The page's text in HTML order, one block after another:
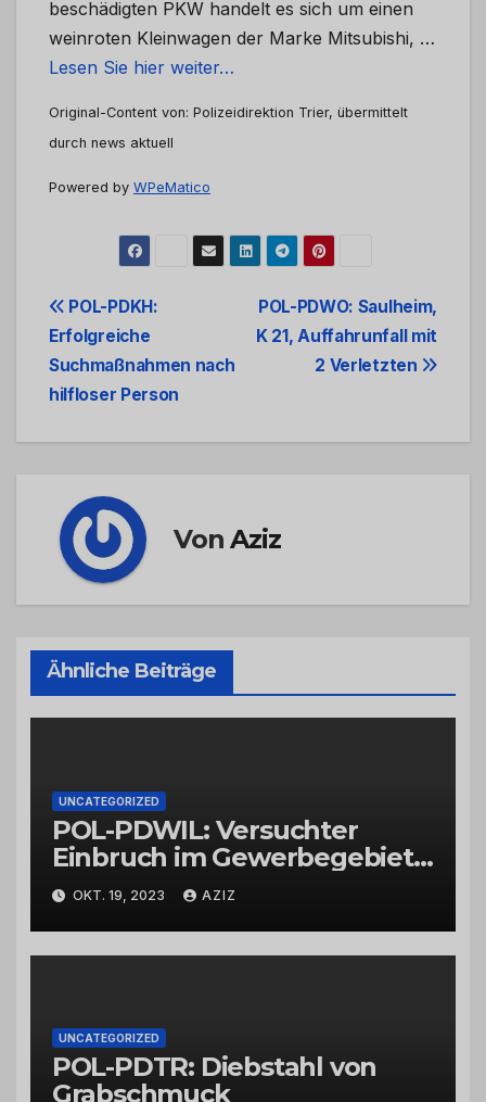
beschädigten PKW handelt es sich um einen
weinroten Kleinwagen der Marke Mitsubishi, …
Lesen Sie hier weiter…
Original-Content von: Polizeidirektion Trier, übermittelt
durch news aktuell
Powered by WPeMatico
Beitrags-
Navigation
POL-PDWO: Saulheim,
K 21, Auffahrunfall mit
2 Verletzten
POL-PDKH:
Erfolgreiche
Suchmaßnahmen nach
hilfloser Person
VonAziz
Ähnliche Beiträge
UNCATEGORIZED
POL-PDWIL: Versuchter
Einbruch im Gewerbegebiet
Wittlich
OKT. 19, 2023 AZIZ
UNCATEGORIZED
POL-PDTR: Diebstahl von
Grabschmuck